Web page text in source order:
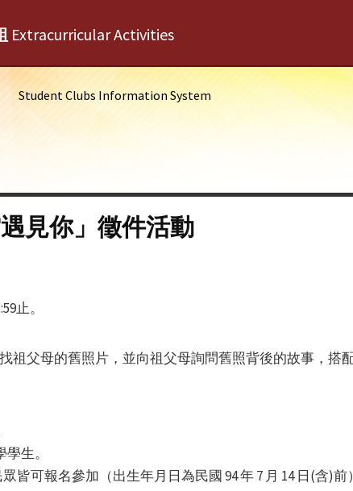
Extracurricular Activities
Student Clubs Information System
見你」徵件活動
止。
父母的舊照片，並向祖父母詢問舊照背後的故事，搭
生。
皆可報名參加（出生年月日為民國 94 年 7 月 14 日(含)前